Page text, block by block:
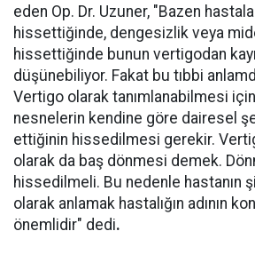
eden Op. Dr. Uzuner, "Bazen
hissettiğinde, dengesizlik veya
hissettiğinde bunun vertigodan
düşünebiliyor. Fakat bu tıbbi
Vertigo olarak tanımlanabilmesi
nesnelerin kendine göre dairesel
ettiğinin hissedilmesi gerekir.
olarak da baş dönmesi demek.
hissedilmeli. Bu nedenle hastanın
olarak anlamak hastalığın adının
önemlidir" dedi.